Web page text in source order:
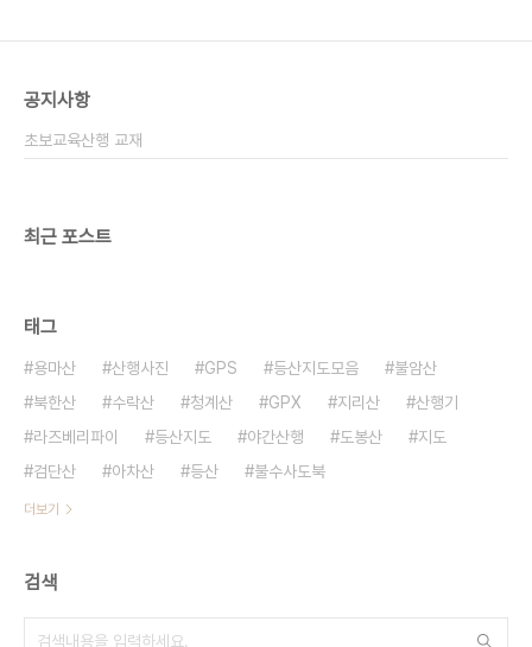
공지사항
초보교육산행 교재
최근 포스트
태그
용마산 산행사진 GPS 등산지도모음
불암산
북한산
수락산 청계산 GPX 지리산
산행기
라즈베리파이
등산지도 야간산행 도봉산
지도
검단산
아차산 등산 불수사도북
더보기
검색